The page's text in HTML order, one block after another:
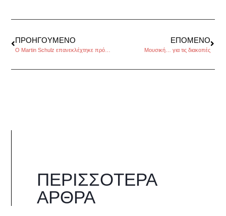
ΠΡΟΗΓΟΎΜΕΝΟ ΕΠΌΜΕΝΟ
Μουσική… για τις διακοπές
ΠΕΡΙΣΣΌΤΕΡΑ
ΆΡΘΡΑ